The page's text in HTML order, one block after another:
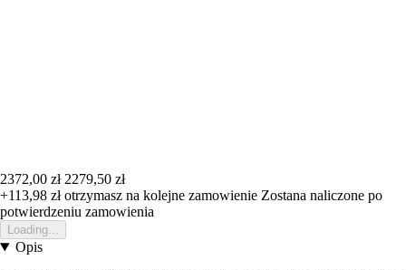
2372,00 zł 2279,50 zł
+113,98 złotrzymasz na kolejne zamowienie Zostana naliczone po
potwierdzeniu zamowienia
Loading...
Opis